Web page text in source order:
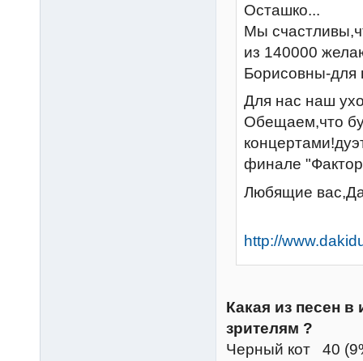
Осташко...
Мы
из 140000
Борисовны-для
Для нас наш
Обещаем,что
финале
Любящие
http://
Какая из песен
зрителям ?
Черный кот 40